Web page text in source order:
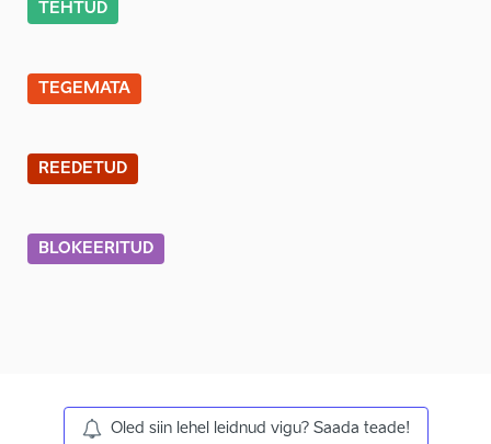
TEHTUD
TEGEMATA
REEDETUD
BLOKEERITUD
Oled siin lehel leidnud vigu? Saada teade!